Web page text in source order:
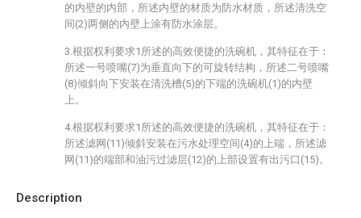
Description
的内壁的内部，所述内壁的材质为防水材质，所述清洗空
间(2)两侧的内壁上涂有防水涂层。
3.根据权利要求1所述的高效便捷的洗碗机，其特征在于：
所述一号喷嘴(7)为垂直向下的可旋转结构，所述二号喷嘴
(8)倾斜向下安装在清洗槽(5)的下端的洗碗机(1)的内壁
上。
4.根据权利要求1所述的高效便捷的洗碗机，其特征在于：
所述滤网(11)倾斜安装在污水处理空间(4)的上端，所述滤
网(11)的端部和油污过滤层(12)的上部设置有出污口(15)。